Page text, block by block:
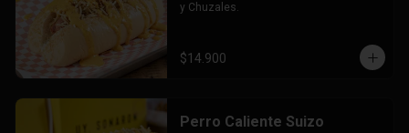
y Chuzales.
$14.900
Perro Caliente Suizo